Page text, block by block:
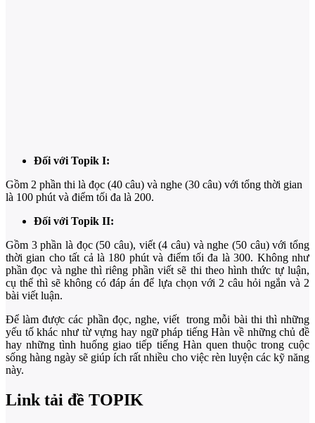
Đối với Topik I:
Gồm 2 phần thi là đọc (40 câu) và nghe (30 câu) với tổng thời gian
là 100 phút và điểm tối đa là 200.
Đối với Topik II:
Gồm 3 phần là đọc (50 câu), viết (4 câu) và nghe (50 câu) với tổng
thời gian cho tất cả là 180 phút và điểm tối đa là 300. Không như
phần đọc và nghe thì riêng phần viết sẽ thi theo hình thức tự luận,
cụ thể thì sẽ không có đáp án để lựa chọn với 2 câu hỏi ngắn và 2
bài viết luận.
Để làm được các phần đọc, nghe, viết trong mỗi bài thi thì những
yếu tố khác như từ vựng hay ngữ pháp tiếng Hàn về những chủ đề
hay những tình huống giao tiếp tiếng Hàn quen thuộc trong cuộc
sống hàng ngày sẽ giúp ích rất nhiều cho việc rèn luyện các kỹ năng
này.
Link tải đề TOPIK